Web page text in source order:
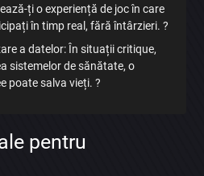
ți o experiență de joc în care
în timp real, fără întârzieri. ?
a datelor: În situații critique,
sistemelor de sănătate, o
poate salva vieți. ?
pentru